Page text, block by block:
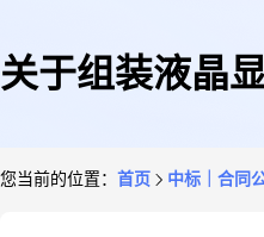
关于组装液晶
您当前的位置： 首页 中标｜合同